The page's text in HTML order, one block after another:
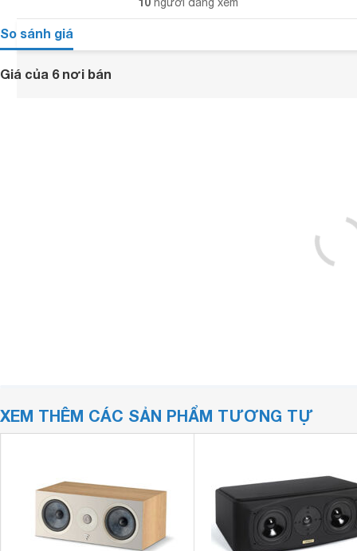
So sánh giá
Giá của 6 nơi bán
XEM THÊM CÁC SẢN PHẨM TƯƠNG TỰ